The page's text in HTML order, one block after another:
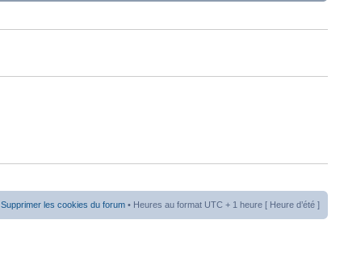
Supprimer les cookies du forum • Heures au format UTC + 1 heure [ Heure d’été ]